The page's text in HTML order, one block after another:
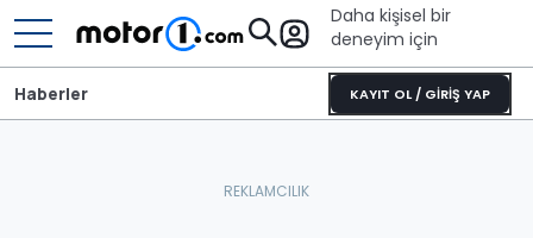
Daha kişisel bir
deneyim için
KAYIT OL / GİRİŞ YAP
Haberler